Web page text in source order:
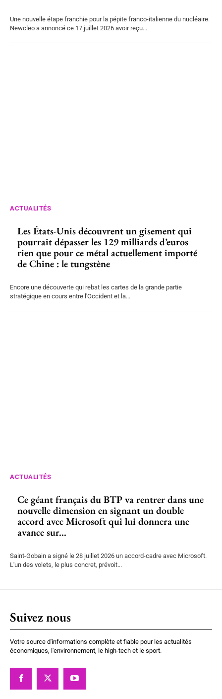
Une nouvelle étape franchie pour la pépite franco-italienne du nucléaire.
Newcleo a annoncé ce 17 juillet 2026 avoir reçu...
ACTUALITÉS
Les États-Unis découvrent un gisement qui
pourrait dépasser les 129 milliards d’euros
rien que pour ce métal actuellement importé
de Chine : le tungstène
Encore une découverte qui rebat les cartes de la grande partie
stratégique en cours entre l'Occident et la...
ACTUALITÉS
Ce géant français du BTP va rentrer dans une
nouvelle dimension en signant un double
accord avec Microsoft qui lui donnera une
avance sur...
Saint-Gobain a signé le 28 juillet 2026 un accord-cadre avec Microsoft.
L'un des volets, le plus concret, prévoit...
Suivez nous
Votre source d'informations complète et fiable pour les actualités
économiques, l'environnement, le high-tech et le sport.